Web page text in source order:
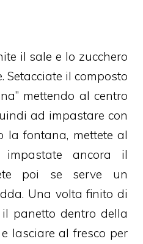
il sale e lo zucchero
Setacciate il composto
mettendo al centro
ad impastare con
la fontana, mettete al
ancora il
poi se serve un
Una volta finito di
panetto dentro della
lasciare al fresco per